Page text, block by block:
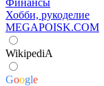
Финансы
Хобби, рукоделие
MEGAPOISK.COM
WikipediA
Google